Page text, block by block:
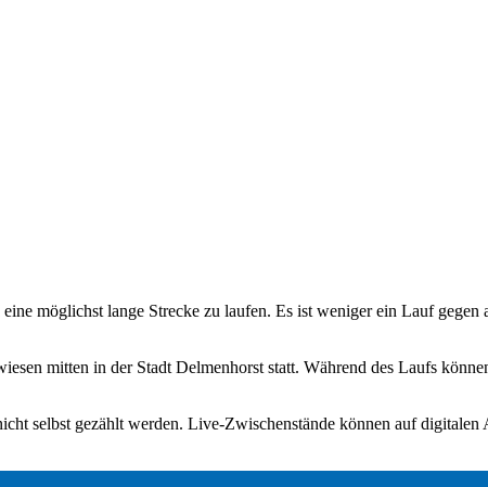
möglichst lange Strecke zu laufen. Es ist weniger ein Lauf gegen
mitten in der Stadt Delmenhorst statt. Während des Laufs
selbst gezählt werden. Live-Zwischenstände können auf digitalen